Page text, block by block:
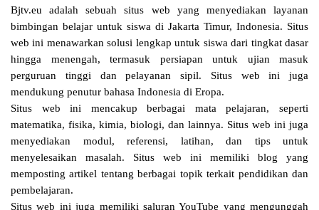
Bjtv.eu adalah sebuah situs web yang menyediakan layanan
bimbingan belajar untuk siswa di Jakarta Timur, Indonesia. Situs
web ini menawarkan solusi lengkap untuk siswa dari tingkat dasar
hingga menengah, termasuk persiapan untuk ujian masuk
perguruan tinggi dan pelayanan sipil. Situs web ini juga
mendukung penutur bahasa Indonesia di Eropa.
Situs web ini mencakup berbagai mata pelajaran, seperti
matematika, fisika, kimia, biologi, dan lainnya. Situs web ini juga
menyediakan modul, referensi, latihan, dan tips untuk
menyelesaikan masalah. Situs web ini memiliki blog yang
memposting artikel tentang berbagai topik terkait pendidikan dan
pembelajaran.
Situs web ini juga memiliki saluran YouTube yang mengunggah